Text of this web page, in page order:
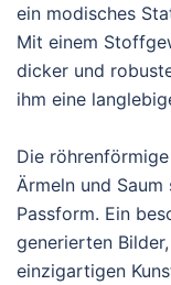
ein modisches
Mit einem
dicker und
ihm eine
Die
Ärmeln und
Passform. Ein
generierten
einzigartigen